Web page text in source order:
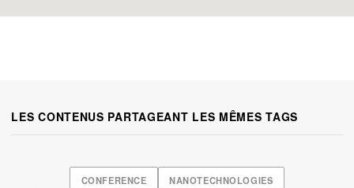
LES CONTENUS PARTAGEANT LES MÊMES TAGS
CONFERENCE NANOTECHNOLOGIES